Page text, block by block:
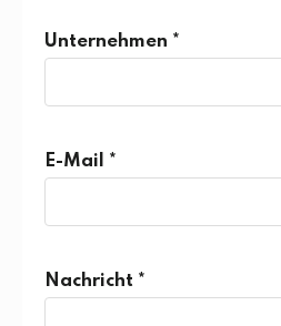
Unternehmen *
E-Mail *
Nachricht *